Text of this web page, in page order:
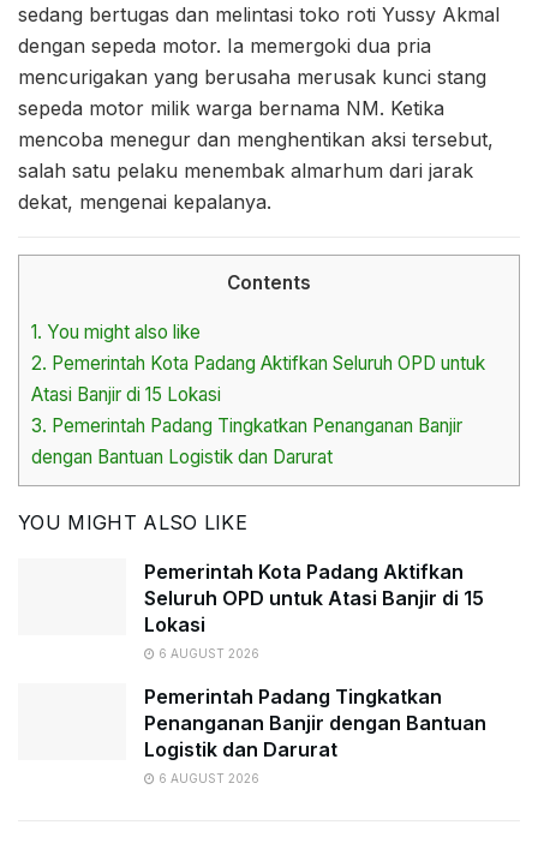
sedang bertugas dan melintasi toko roti Yussy Akmal
dengan sepeda motor. Ia memergoki dua pria
mencurigakan yang berusaha merusak kunci stang
sepeda motor milik warga bernama NM. Ketika
mencoba menegur dan menghentikan aksi tersebut,
salah satu pelaku menembak almarhum dari jarak
dekat, mengenai kepalanya.
Contents
1. You might also like
2. Pemerintah Kota Padang Aktifkan Seluruh OPD untuk
Atasi Banjir di 15 Lokasi
3. Pemerintah Padang Tingkatkan Penanganan Banjir
dengan Bantuan Logistik dan Darurat
YOU MIGHT ALSO LIKE
Pemerintah Kota Padang Aktifkan
Seluruh OPD untuk Atasi Banjir di 15
Lokasi
6 AUGUST 2026
Pemerintah Padang Tingkatkan
Penanganan Banjir dengan Bantuan
Logistik dan Darurat
6 AUGUST 2026